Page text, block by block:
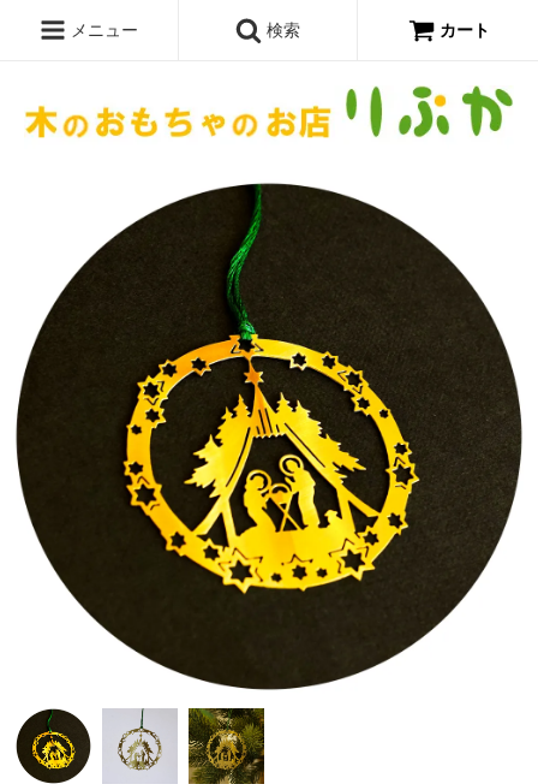
メニュー 検索 カート